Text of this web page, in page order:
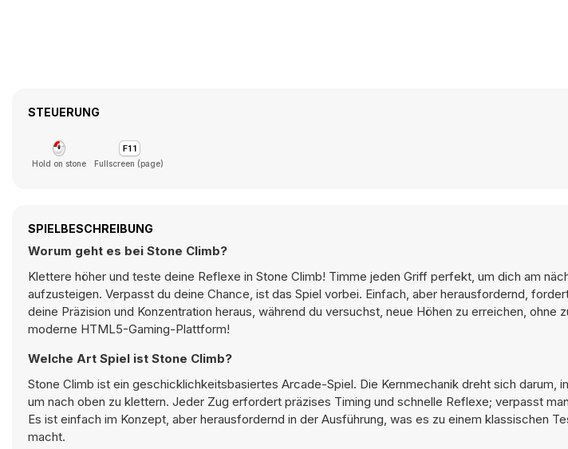
STEUERUNG
Hold on stone Fullscreen (page)
SPIELBESCHREIBUNG
Worum geht es bei Stone Climb?
Klettere höher und teste deine Reflexe in Stone Climb! Timme jeden Griff perfekt, um dich am
aufzusteigen. Verpasst du deine Chance, ist das Spiel vorbei. Einfach, aber herausfordernd,
deine Präzision und Konzentration heraus, während du versuchst, neue Höhen zu erreichen, ohne
moderne HTML5-Gaming-Plattform!
Welche Art Spiel ist Stone Climb?
Stone Climb ist ein geschicklichkeitsbasiertes Arcade-Spiel. Die Kernmechanik dreht sich darum,
um nach oben zu klettern. Jeder Zug erfordert präzises Timing und schnelle Reflexe; verpasst
Es ist einfach im Konzept, aber herausfordernd in der Ausführung, was es zu einem klassischen
macht.